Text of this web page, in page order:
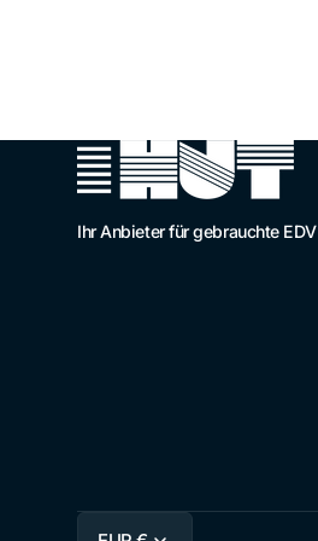
Ihr Anbieter für gebrauchte EDV